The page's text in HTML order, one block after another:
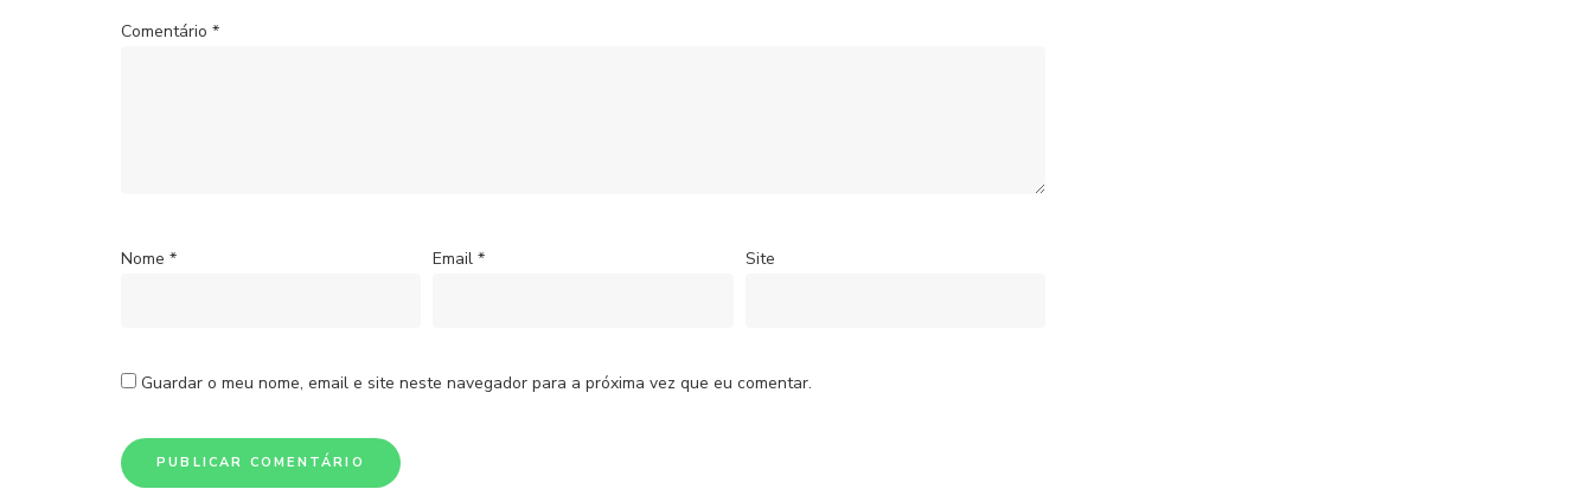
Comentário *
Nome * Email* Site
Guardar o meu nome, email e site neste navegador para a próxima vez que eu comentar.